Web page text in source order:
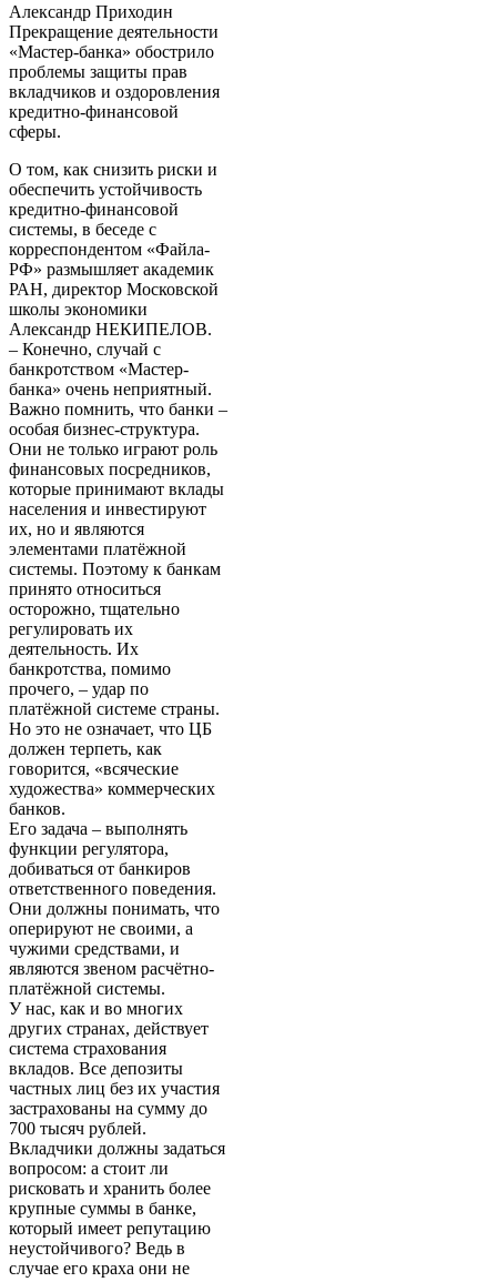
Александр Приходин
Прекращение деятельности
«Мастер-банка» обострило
проблемы защиты прав
вкладчиков и оздоровления
кредитно-финансовой
сферы.
О том, как снизить риски и
обеспечить устойчивость
кредитно-финансовой
системы, в беседе с
корреспондентом «Файла-
РФ» размышляет академик
РАН, директор Московской
школы экономики
Александр НЕКИПЕЛОВ.
– Конечно, случай с
банкротством «Мастер-
банка» очень неприятный.
Важно помнить, что банки –
особая бизнес-структура.
Они не только играют роль
финансовых посредников,
которые принимают вклады
населения и инвестируют
их, но и являются
элементами платёжной
системы. Поэтому к банкам
принято относиться
осторожно, тщательно
регулировать их
деятельность. Их
банкротства, помимо
прочего, – удар по
платёжной системе страны.
Но это не означает, что ЦБ
должен терпеть, как
говорится, «всяческие
художества» коммерческих
банков.
Его задача – выполнять
функции регулятора,
добиваться от банкиров
ответственного поведения.
Они должны понимать, что
оперируют не своими, а
чужими средствами, и
являются звеном расчётно-
платёжной системы.
У нас, как и во многих
других странах, действует
система страхования
вкладов. Все депозиты
частных лиц без их участия
застрахованы на сумму до
700 тысяч рублей.
Вкладчики должны задаться
вопросом: а стоит ли
рисковать и хранить более
крупные суммы в банке,
который имеет репутацию
неустойчивого? Ведь в
случае его краха они не